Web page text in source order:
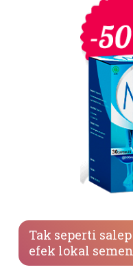
Tak seperti
efek lokal